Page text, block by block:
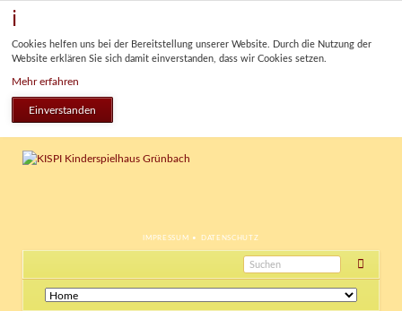
Cookies helfen uns bei der Bereitstellung unserer Website. Durch die Nutzung der
Website erklären Sie sich damit einverstanden, dass wir Cookies setzen.
Mehr erfahren
Einverstanden
NAVIGATION
IMPRESSUM DATENSCHUTZ
Navigation
überspringen